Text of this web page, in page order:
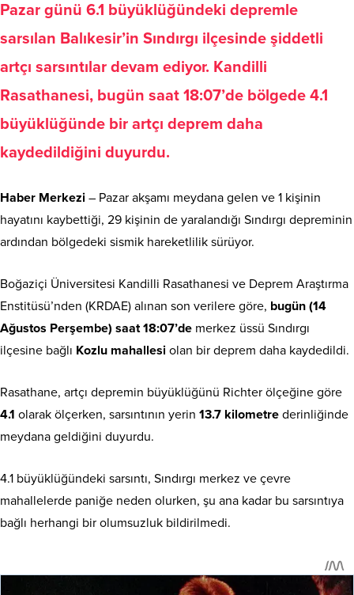
Pazar günü 6.1 büyüklüğündeki depremle
sarsılan Balıkesir’in Sındırgı ilçesinde şiddetli
artçı sarsıntılar devam ediyor. Kandilli
Rasathanesi, bugün saat 18:07’de bölgede 4.1
büyüklüğünde bir artçı deprem daha
kaydedildiğini duyurdu.
Haber Merkezi – Pazar akşamı meydana gelen ve 1 kişinin
hayatını kaybettiği, 29 kişinin de yaralandığı Sındırgı depreminin
ardından bölgedeki sismik hareketlilik sürüyor.
Boğaziçi Üniversitesi Kandilli Rasathanesi ve Deprem Araştırma
Enstitüsü’nden (KRDAE) alınan son verilere göre, bugün (14
Ağustos Perşembe) saat 18:07’de merkez üssü Sındırgı
ilçesine bağlı Kozlu mahallesi olan bir deprem daha kaydedildi.
Rasathane, artçı depremin büyüklüğünü Richter ölçeğine göre
4.1 olarak ölçerken, sarsıntının yerin 13.7 kilometre derinliğinde
meydana geldiğini duyurdu.
4.1 büyüklüğündeki sarsıntı, Sındırgı merkez ve çevre
mahallelerde paniğe neden olurken, şu ana kadar bu sarsıntıya
bağlı herhangi bir olumsuzluk bildirilmedi.